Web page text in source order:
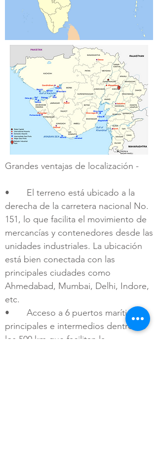
Grandes ventajas de localización -
• El terreno está ubicado a la
derecha de la carretera nacional No.
151, lo que facilita el movimiento de
mercancías y contenedores desde las
unidades industriales. La ubicación
está bien conectada con las
principales ciudades como
Ahmedabad, Mumbai, Delhi, Indore,
etc.
• Acceso a 6 puertos marítimos
principales e intermedios dentro de
los 500 km que facilitan la